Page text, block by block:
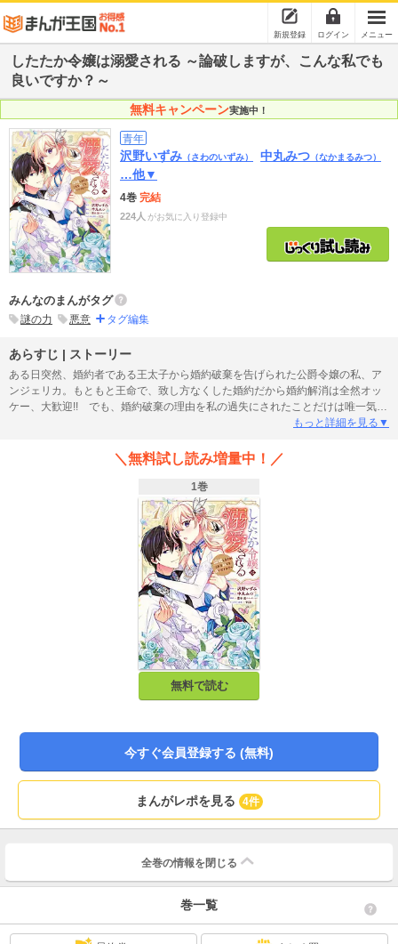
新規登録 ログイン メニュー
したたか令嬢は溺愛される ～論破しますが、こんな私でも
良いですか？～
無料キャンペーン実施中！
青年
沢野いずみ （さわのいずみ） 中丸みつ （なかまるみつ）
…他▼
4巻 完結
224人 がお気に入り登録中
みんなのまんがタグ
謎の力 悪意 タグ編集
あらすじ | ストーリー
ある日突然、婚約者である王太子から婚約破棄を告げられた公爵令嬢の私、ア
ンジェリカ。もともと王命で、致し方なくした婚約だから婚約解消は全然オッ
ケー、大歓迎!! でも、婚約破棄の理由を私の過失にされたことだけは唯一気に
入らない――。自分の無実を証明したくて動き出した矢先に、今度は隣国のイ
春がやって来た…！と思うのに、生来の負けん気の強い性質と、厳しいお妃教
育の賜物である硬直した態度が彼に「好き」と言わせてくれなくて…。それで
も、私のことを気に入った彼は、私にグイグイ迫ってきて、結局、私はこの人
に振り回されることに……。どうしてあなたは私のことこんなに好きなの
もっと詳細を見る▼
＼無料試し読み増量中！／
1巻
無料で読む
今すぐ会員登録する (無料)
まんがレポを見る 4件
全巻の情報を 閉じる
巻一覧